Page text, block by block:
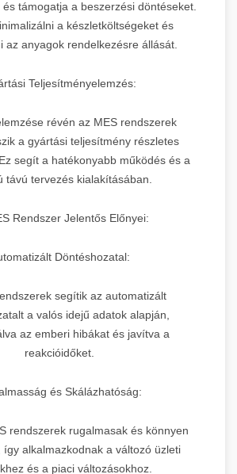
támogatja a beszerzési döntéseket.
a készletköltségeket és
az anyagok rendelkezésre állását.
Teljesítményelemzés:
révén az MES rendszerek
a gyártási teljesítmény részletes
segít a hatékonyabb működés és a
távú tervezés kialakításában.
Rendszer Jelentős Előnyei:
Döntéshozatal:
segítik az automatizált
a valós idejű adatok alapján,
az emberi hibákat és javítva a
reakcióidőket.
és Skálázhatóság:
rendszerek rugalmasak és könnyen
így alkalmazkodnak a változó üzleti
és a piaci változásokhoz.